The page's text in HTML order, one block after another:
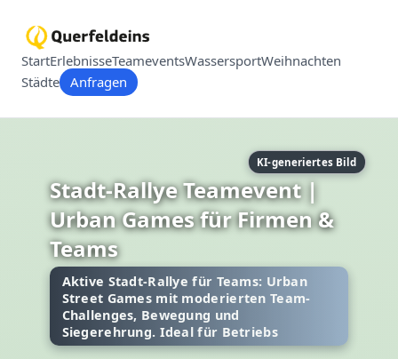
StartErlebnisseTeameventsWassersportWeihnachten
Städte Anfragen
KI-generiertes Bild
Stadt-Rallye Teamevent |
Urban Games für Firmen &
Teams
Aktive Stadt-Rallye für Teams: Urban
Street Games mit moderierten Team-
Challenges, Bewegung und
Siegerehrung. Ideal für Betriebs